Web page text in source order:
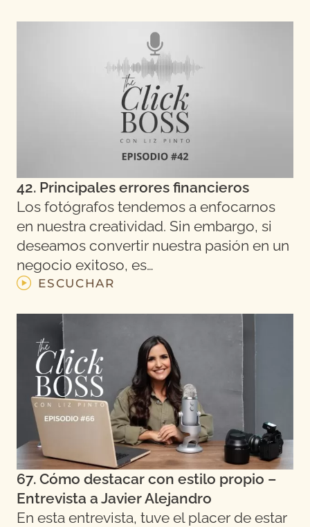
42. Principales errores financieros
Los fotógrafos tendemos a enfocarnos
en nuestra creatividad. Sin embargo, si
deseamos convertir nuestra pasión en un
negocio exitoso, es…
ESCUCHAR
67. Cómo destacar con estilo propio –
Entrevista a Javier Alejandro
En esta entrevista, tuve el placer de estar